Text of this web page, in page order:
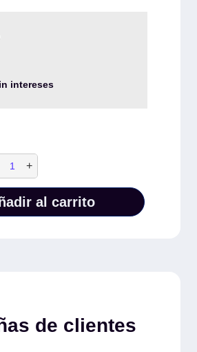
intereses
+
al carrito
de clientes